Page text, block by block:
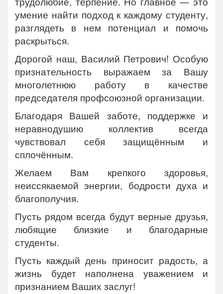
умение найти подход к каждому студенту,
разглядеть в нем потенциал и помочь
раскрыться.
Дорогой наш, Василий Петрович! Особую
признательность выражаем за Вашу
многолетнюю работу в качестве
председателя профсоюзной организации.
Благодаря Вашей заботе, поддержке и
неравнодушию коллектив всегда
чувствовал себя защищённым и
сплочённым.
Желаем Вам крепкого здоровья,
неиссякаемой энергии, бодрости духа и
благополучия.
Пусть рядом всегда будут верные друзья,
любящие близкие и благодарные
студенты.
Пусть каждый день приносит радость, а
жизнь будет наполнена уважением и
признанием Ваших заслуг!